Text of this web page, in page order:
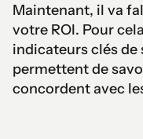
Maintenant, il va
votre ROI. Pour
indicateurs clés de
permettent de
concordent avec